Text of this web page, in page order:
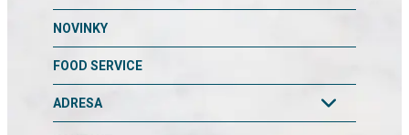
NOVINKY
FOOD SERVICE
ADRESA